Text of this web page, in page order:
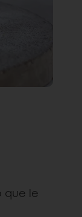
que le